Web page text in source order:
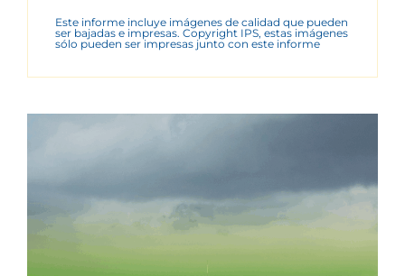
Este informe incluye imágenes de calidad que pueden
ser bajadas e impresas. Copyright IPS, estas imágenes
sólo pueden ser impresas junto con este informe